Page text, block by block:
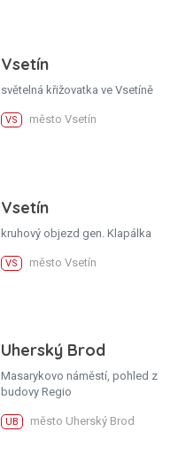
Vsetín
světelná křižovatka ve Vsetíně
VS město Vsetín
Vsetín
kruhový objezd gen. Klapálka
VS město Vsetín
Uherský Brod
Masarykovo náměstí, pohled z
budovy Regio
UB město Uherský Brod